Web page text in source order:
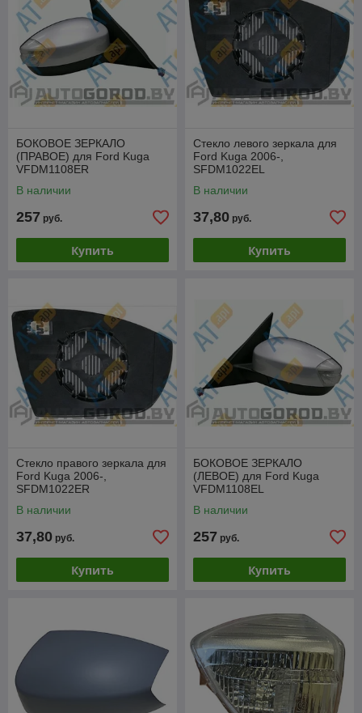
БОКОВОЕ ЗЕРКАЛО
(ПРАВОЕ) для Ford Kuga
VFDM1108ER
В наличии
257 руб.
Купить
Стекло левого зеркала для
Ford Kuga 2006-,
SFDM1022EL
В наличии
37,80 руб.
Купить
Стекло правого зеркала для
Ford Kuga 2006-,
SFDM1022ER
В наличии
37,80 руб.
Купить
БОКОВОЕ ЗЕРКАЛО
(ЛЕВОЕ) для Ford Kuga
VFDM1108EL
В наличии
257 руб.
Купить